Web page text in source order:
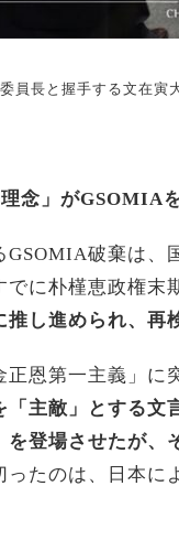
長と握手する文在寅
念」がGSOMIA
破棄は、
でに朴槿恵政権末
し進められ、再
恩第一主義」に
「主敵」とする
登場させたが、
ったのは、日本に